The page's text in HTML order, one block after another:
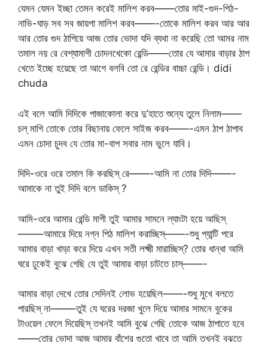
যেমন যেমন ইচ্ছা তেমন করেই মালিশ করব——তোর মাই-গুদ-পিঠ-
নাভি-ঘাড় সব সব জায়গা মালিশ করব——-তোকে মালিশ করব আর আর
আর তোর গুদ ঠাপিয়ে আজ তোর ভোদা যদি ব্যথা না করেছি তো আমর নাম
তমাল নয় রে বেশ্যামাগী চোদনখেকো রেন্ডি——তোর যে আমার বাড়ার ঠাপ
খেতে ইচ্ছে হয়েছে তা আগে বলবি তো রে রেন্ডির বাচ্চা রেন্ডি। didi
chuda
এই বলে আমি দিদিকে পাজাকোলা করে দু’হাতে শুন্যে তুলে নিলাম——
চল্ মাগি তোকে তোর বিছানায় ফেলে সাইজ করব——-এমন ঠাপ ঠাপাব
এমন চোদা চুদব যে তোর মা-বাপ সবার নাম ভুলে যাবি।
দিদি-ওরে ওরে তমাল কি করছিস্ রে——-আমি না তোর দিদি——-
আমাকে না তুই দিদি বলে ডাকিস্ ?
আমি-ওরে আমার রেন্ডি মাগী তুই আমার সামনে ল্যাংটা হয়ে আছিস্
——–আমারে দিয়ে নগ্ন পিঠ মালিশ করাচ্ছিস্——-শুধু প্যান্টি পরে
আমার বাড়া খাড়া করে দিয়ে এখন সতী লক্ষ্মী মারাচ্ছিস্? তোর ধান্ধা আমি
ঘরে ঢুকেই বুঝে গেছি যে তুই আমার বাড়া চাটতে চাস্——-
আমার বাড়া দেখে তোর সেদিনই লোভ হয়েছিল——-শুধু মুখে বলতে
পারছিস্ না——–তুই যে ঘরের দরজা খুলে দিয়ে আমার সামনে বুকের
টাওয়েল ফেলে দিয়েছিস্ তখনই আমি বুঝে গেছি তোকে আজ ঠাপাতে হবে
——তোর ভোদা আজ আমার বাঁশের গুতো খাবে তা আমি তখনই বুঝতে